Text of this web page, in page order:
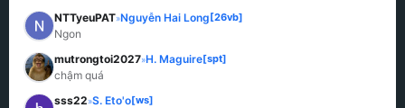
NTTyeuPAT»Nguyễn Hai Long [26vb]
Ngon
mutrongtoi2027»H. Maguire[spt]
chậm quá
sss22»S. Eto'o[ws]